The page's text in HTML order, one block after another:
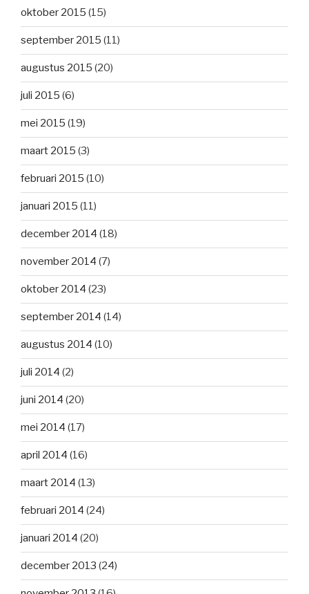
oktober 2015 (15)
september 2015 (11)
augustus 2015 (20)
juli 2015 (6)
mei 2015 (19)
maart 2015 (3)
februari 2015 (10)
januari 2015 (11)
december 2014 (18)
november 2014 (7)
oktober 2014 (23)
september 2014 (14)
augustus 2014 (10)
juli 2014 (2)
juni 2014 (20)
mei 2014 (17)
april 2014 (16)
maart 2014 (13)
februari 2014 (24)
januari 2014 (20)
december 2013 (24)